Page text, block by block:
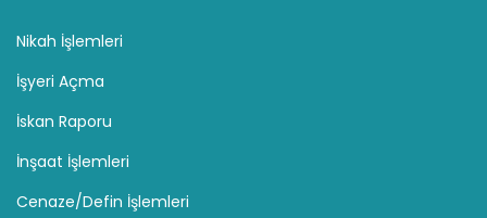
Nikah İşlemleri
İşyeri Açma
İskan Raporu
İnşaat İşlemleri
Cenaze/Defin İşlemleri